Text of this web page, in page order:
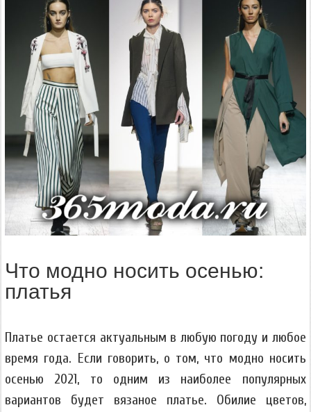
Что модно носить осенью:
платья
Платье остается актуальным в любую погоду и любое
время года. Если говорить, о том, что модно носить
осенью 2021, то одним из наиболее популярных
вариантов будет вязаное платье. Обилие цветов,